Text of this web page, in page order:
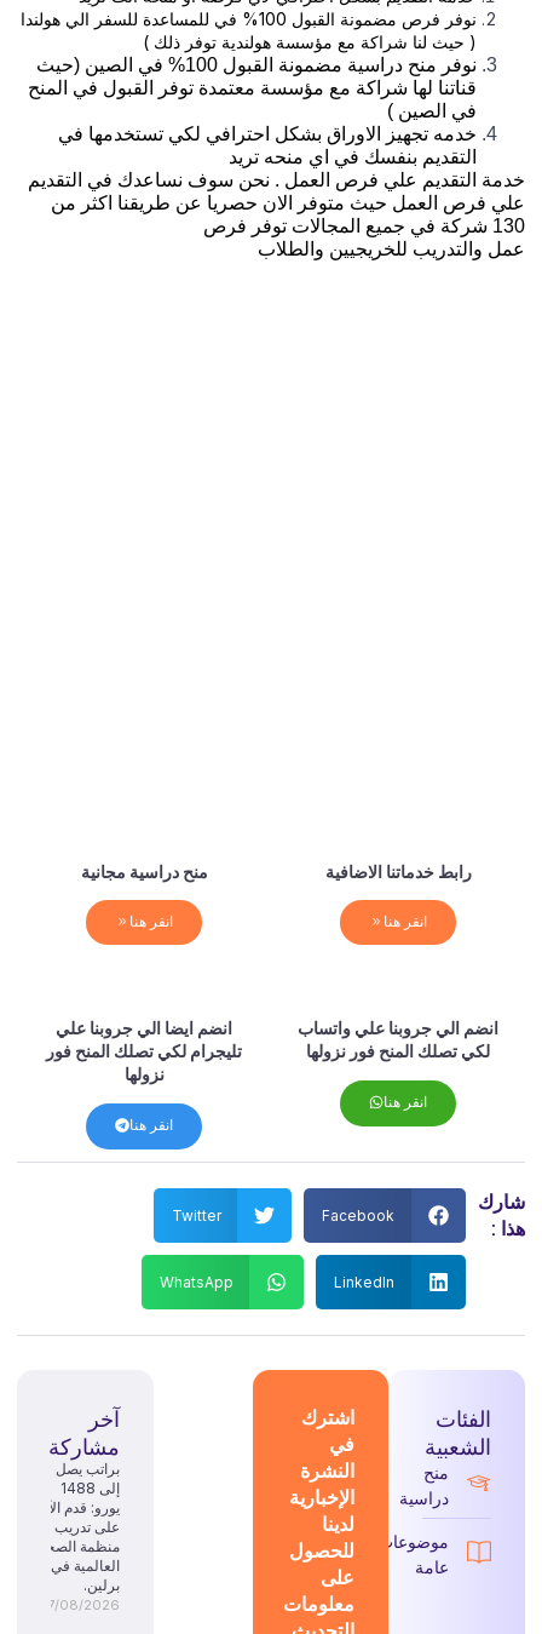
نوفر فرص مضمونة القبول 100% في للمساعدة للسفر الي هولندا
( حيث لنا شراكة مع مؤسسة هولندية توفر ذلك )
نوفر منح دراسية مضمونة القبول 100% في الصين (حيث
قناتنا لها شراكة مع مؤسسة معتمدة توفر القبول في المنح
في الصين )
خدمه تجهيز الاوراق بشكل احترافي لكي تستخدمها في
التقديم بنفسك في اي منحه تريد
خدمة التقديم علي فرص العمل . نحن سوف نساعدك في التقديم
علي فرص العمل حيث متوفر الان حصريا عن طريقنا اكثر من
130 شركة في جميع المجالات توفر فرص
عمل والتدريب للخريجيين والطلاب
رابط خدماتنا الاضافية
انقر هنا
منح دراسية مجانية
انقر هنا
انضم الي جروبنا علي واتساب
لكي تصلك المنح فور نزولها
انقر هنا
انضم ايضا الي جروبنا علي
تليجرام لكي تصلك المنح فور
نزولها
انقر هنا
شارك
هذا :
Facebook
Twitter
LinkedIn
WhatsApp
الفئات
الشعبية
منح
دراسية
موضوعات
عامة
اشترك
في
النشرة
الإخبارية
لدينا
للحصول
على
معلومات
آخر
مشاركة
براتب يصل
إلى 1488
يورو: قدم الآن
على تدريب
منظمة الصحة
العالمية في
برلين.
07/08/2026